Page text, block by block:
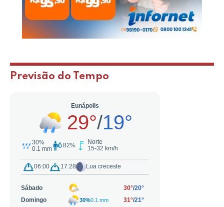
Previsão do Tempo